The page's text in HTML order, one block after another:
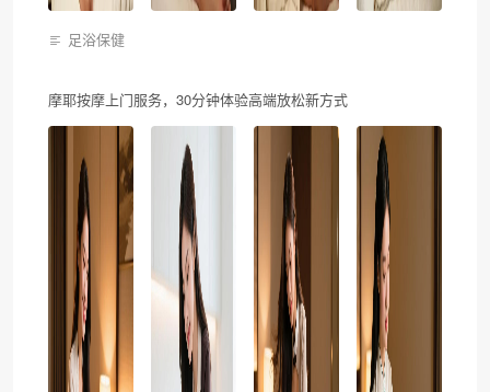
足浴保健
摩耶按摩上门服务，30分钟体验高端放松新方式